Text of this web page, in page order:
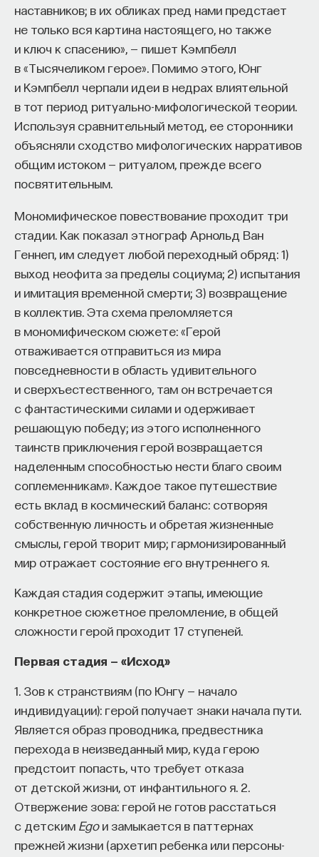
наставников; в их обликах пред нами предстает
не только вся картина настоящего, но также
и ключ к спасению», — пишет Кэмпбелл
в «Тысячеликом герое». Помимо этого, Юнг
и Кэмпбелл черпали идеи в недрах влиятельной
в тот период ритуально-мифологической теории.
Используя сравнительный метод, ее сторонники
объясняли сходство мифологических нарративов
общим истоком — ритуалом, прежде всего
посвятительным.
Мономифическое повествование проходит три
стадии. Как показал этнограф Арнольд Ван
Геннеп, им следует любой переходный обряд: 1)
выход неофита за пределы социума; 2) испытания
и имитация временной смерти; 3) возвращение
в коллектив. Эта схема преломляется
в мономифическом сюжете: «Герой
отваживается отправиться из мира
повседневности в область удивительного
и сверхъестественного, там он встречается
с фантастическими силами и одерживает
решающую победу; из этого исполненного
таинств приключения герой возвращается
наделенным способностью нести благо своим
соплеменникам». Каждое такое путешествие
есть вклад в космический баланс: сотворяя
собственную личность и обретая жизненные
смыслы, герой творит мир; гармонизированный
мир отражает состояние его внутреннего я.
Каждая стадия содержит этапы, имеющие
конкретное сюжетное преломление, в общей
сложности герой проходит 17 ступеней.
Первая стадия — «Исход»
1. Зов к странствиям (по Юнгу — начало
индивидуации): герой получает знаки начала пути.
Является образ проводника, предвестника
перехода в неизведанный мир, куда герою
предстоит попасть, что требует отказа
от детской жизни, от инфантильного я. 2.
Отвержение зова: герой не готов расстаться
с детским Egoи замыкается в паттернах
прежней жизни (архетип ребенка или персоны-